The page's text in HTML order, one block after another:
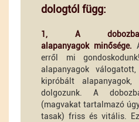
dologtól függ:
1, A dobozban
alapanyagok minősége.
erről mi
alapanyagok
kipróbált
dolgozunk. A
(magvakat tartalmazó
tasak) friss és vitális.